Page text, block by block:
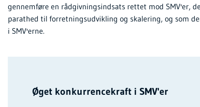
gennemføre en rådgivningsindsats rettet mod SMV'er,
parathed til forretningsudvikling og skalering, og som
i SMV'erne.
Øget konkurrencekraft i SMV'er